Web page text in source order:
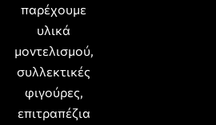
παρέχουμε
υλικά
μοντελισμού,
συλλεκτικές
φιγούρες,
επιτραπέζια